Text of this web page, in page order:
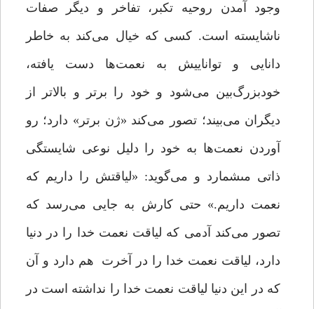
وجود آمدن روحیه تکبر، تفاخر و دیگر صفات
ناشایسته است. کسی که خیال می‌کند به خاطر
دانایی و تواناییش به نعمت‌ها دست یافته،
خودبزرگ‌بین می‌شود و خود را برتر و بالاتر از
دیگران می‌بیند؛ تصور می‌کند «ژن برتر» دارد؛ رو
آوردن نعمت‌ها به خود را دلیل نوعی شایستگى
ذاتى مى‏شمارد و می‌گوید: «لیاقتش را داریم که
نعمت داریم.» حتی کارش به جایی می‌رسد که
تصور می‌کند آدمى که لیاقت نعمت خدا را در دنیا
دارد، لیاقت نعمت خدا را در آخرت هم دارد و آن
که در این دنیا لیاقت نعمت خدا را نداشته است در